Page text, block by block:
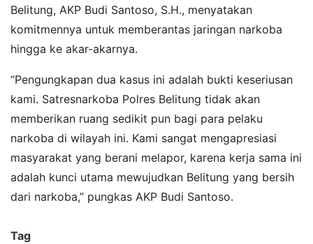
Belitung, AKP Budi Santoso, S.H., menyatakan
komitmennya untuk memberantas jaringan narkoba
hingga ke akar-akarnya.
“Pengungkapan dua kasus ini adalah bukti keseriusan
kami. Satresnarkoba Polres Belitung tidak akan
memberikan ruang sedikit pun bagi para pelaku
narkoba di wilayah ini. Kami sangat mengapresiasi
masyarakat yang berani melapor, karena kerja sama ini
adalah kunci utama mewujudkan Belitung yang bersih
dari narkoba,” pungkas AKP Budi Santoso.
Tag